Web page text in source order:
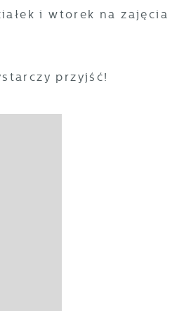
i wtorek na zajęcia
przyjść!